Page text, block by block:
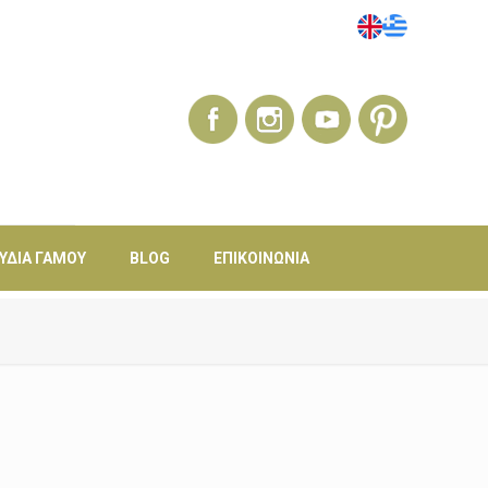
ΓΆΜΟΥ BLOG ΕΠΙΚΟΙΝΩΝΊΑ